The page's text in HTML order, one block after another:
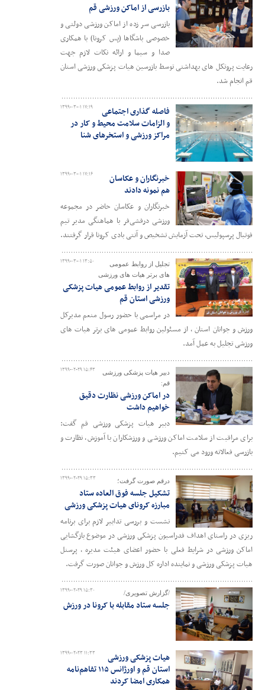
بازرسی از اماکن ورزشی قم
بازرسی سر زده از اماکن ورزشی دولتی و
خصوصی باشگاها (پس کرونا) با همکاری
صدا و سیما و ارائه نکات لازم جهت
رعایت پروتکل های بهداشتی توسط بازرسین هیات پزشکی ورزشی استان
قم انجام شد.
۱۳۹۹-۰۳-۰۱ ۱۷:۱۹
فاصله گذاری اجتماعی
و الزامات سلامت محیط و کار در
مراکز ورزشی و استخرهای شنا
۱۳۹۹-۰۳-۰۱ ۱۷:۱۶
خبرنگاران و عکاسان
هم نمونه دادند
خبرنگاران و عکاسان حاضر در مجموعه
ورزشی درفشی‌فر با هماهنگی مدیر تیم
فوتبال پرسپولیس، تحت آزمایش تشخیص و آنتی بادی کرونا قرار گرفتند.
۱۳۹۹-۰۳-۰۱ ۱۳:۵۰
تجلیل از روابط عمومی
های برتر هیات های ورزشی
تقدیر از روابط عمومی هیات پزشکی
ورزشی استان قم
در مراسمی با حضور رسول منعم مدیرکل
ورزش و جوانان استان ، از مسئولین روابط عمومی های برتر هیات های
ورزشی تجلیل به عمل آمد.
۱۳۹۹-۰۲-۲۹ ۱۵:۴۳
دبیر هیات پزشکی ورزشی
قم:
در اماکن ورزشی نظارت دقیق
خواهیم داشت
دبیر هیات پزشکی ورزشی قم گفت:
برای مراقبت از سلامت اماکن ورزشی و ورزشکاران با آموزش، نظارت و
بازرسی فعالانه ورود می کنیم.
۱۳۹۹-۰۲-۲۹ ۱۵:۳۳ درقم صورت گرفت؛
تشکیل جلسه فوق العاده ستاد
مبارزه کرونای هیات پزشکی ورزشی
نشست و بررسی تدابیر لازم برای برنامه
ریزی در راستای اهداف فدراسیون پزشکی ورزشی در موضوع بازگشایی
اماکن ورزشی در شرایط فعلی با حضور اعضای هیئت مدیره ، پرسنل
هیات پزشکی ورزشی و نماینده اداره کل ورزش و جوانان صورت گرفت.
۱۳۹۹-۰۲-۲۹ ۱۵:۳۰ /گزارش تصویری/
جلسه ستاد مقابله با کرونا در ورزش
۱۳۹۹-۰۲-۲۳ ۱۱:۳۳
هیات پزشکی ورزشی
استان قم و اورژانس ۱۱۵ تفاهم‌نامه
همکاری امضا کردند